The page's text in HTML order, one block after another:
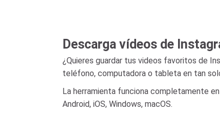
Descarga vídeos de
¿Quieres guardar tus videos favoritos de
teléfono, computadora o tableta en tan
La herramienta funciona completamente
Android, iOS, Windows, macOS.